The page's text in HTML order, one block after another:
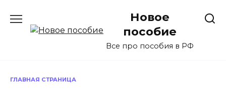
содержанию
Новое
пособие
Все про пособия в РФ
ГЛАВНАЯ СТРАНИЦА